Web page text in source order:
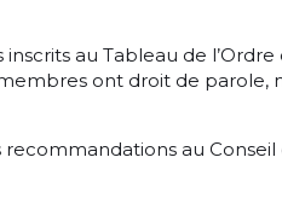
au Tableau de l’Ordre
ont droit de parole,
au Conseil